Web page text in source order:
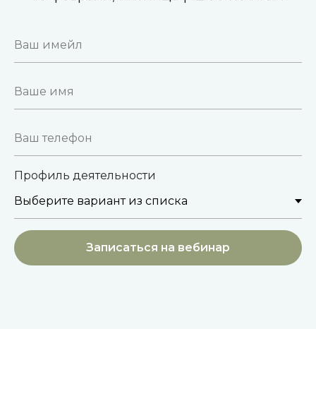
Профиль деятельности
Записаться на вебинар